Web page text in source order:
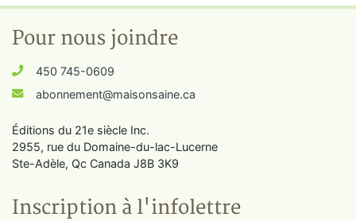
Pour nous joindre
450 745-0609
abonnement@maisonsaine.ca
Éditions du 21e siècle Inc.
2955, rue du Domaine-du-lac-Lucerne
Ste-Adèle, Qc Canada J8B 3K9
Inscription à l'infolettre